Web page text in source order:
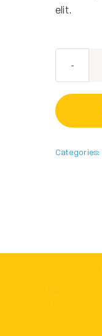
elit.
Categories: